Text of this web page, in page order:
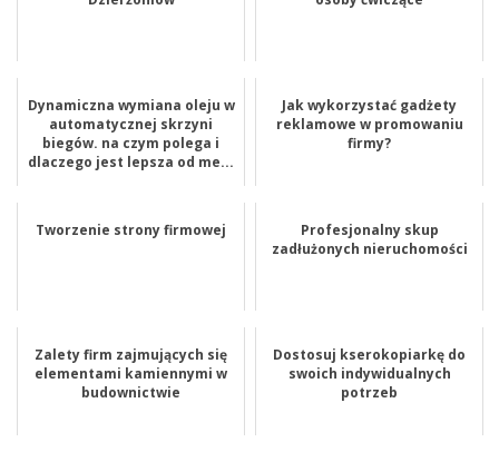
Dynamiczna wymiana oleju w
automatycznej skrzyni
biegów. na czym polega i
dlaczego jest lepsza od me...
Jak wykorzystać gadżety
reklamowe w promowaniu
firmy?
Tworzenie strony firmowej
Profesjonalny skup
zadłużonych nieruchomości
Zalety firm zajmujących się
elementami kamiennymi w
budownictwie
Dostosuj kserokopiarkę do
swoich indywidualnych
potrzeb